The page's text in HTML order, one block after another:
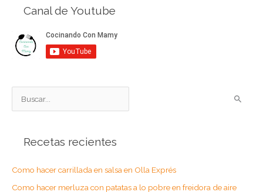
Canal de Youtube
u
r
p
Recetas recientes
Como hacer carrillada en salsa en Olla Exprés
Como hacer merluza con patatas a lo pobre en freidora de aire